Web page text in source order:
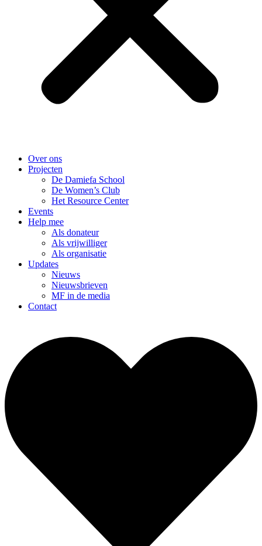
Over ons
Projecten
De Damiefa School
De Women’s Club
Het Resource Center
Events
Help mee
Als donateur
Als vrijwilliger
Als organisatie
Updates
Nieuws
Nieuwsbrieven
MF in de media
Contact